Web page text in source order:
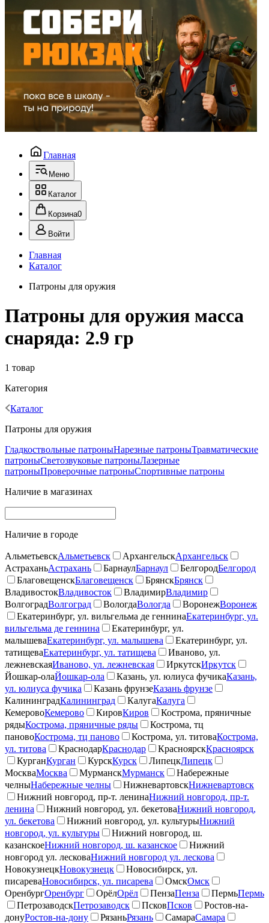
Главная
Меню
Каталог
Корзина0
Войти
Главная
Каталог
Патроны для оружия
Патроны для оружия масса
снаряда: 2.9 гр
1 товар
Категория
Каталог
Патроны для оружия
Гладкоствольные патроныНарезные патроныТравматические
патроныСветозвуковые патроныЛазерные
патроныПроверочные патроныСпортивные патроны
Наличие в магазинах
Наличие в городе
АльметьевскАльметьевск АрхангельскАрхангельск
АстраханьАстрахань БарнаулБарнаул БелгородБелгород
БлаговещенскБлаговещенск БрянскБрянск
ВладивостокВладивосток ВладимирВладимир
ВолгоградВолгоград ВологдаВологда ВоронежВоронеж
Екатеринбург, ул. вильгельма де геннинаЕкатеринбург, ул.
вильгельма де геннина
Екатеринбург, ул.
малышеваЕкатеринбург, ул. малышева
Екатеринбург, ул.
татищеваЕкатеринбург, ул. татищева
Иваново, ул.
лежневскаяИваново, ул. лежневская ИркутскИркутск
Йошкар-олаЙошкар-ола Казань, ул. юлиуса фучикаКазань,
ул. юлиуса фучика
Казань фрунзеКазань фрунзе
КалининградКалининград КалугаКалуга
КемеровоКемерово КировКиров
Кострома, пряничные
рядыКострома, пряничные ряды
Кострома, тц
пановоКострома, тц паново Кострома, ул. титоваКострома,
ул. титова
КраснодарКраснодар КрасноярскКрасноярск
КурганКурган КурскКурск ЛипецкЛипецк
МоскваМосква МурманскМурманск
Набережные
челныНабережные челны НижневартовскНижневартовск
Нижний новгород, пр-т. ленинаНижний новгород, пр-т.
ленина
Нижний новгород, ул. бекетоваНижний новгород,
ул. бекетова
Нижний новгород, ул. культурыНижний
новгород, ул. культуры
Нижний новгород, ш.
казанскоеНижний новгород, ш. казанское
Нижний
новгород ул. лесковаНижний новгород ул. лескова
НовокузнецкНовокузнецк
Новосибирск, ул.
писареваНовосибирск, ул. писарева ОмскОмск
ОренбургОренбург ОрёлОрёл ПензаПенза ПермьПермь
ПетрозаводскПетрозаводск ПсковПсков
Ростов-на-
донуРостов-на-дону РязаньРязань СамараСамара